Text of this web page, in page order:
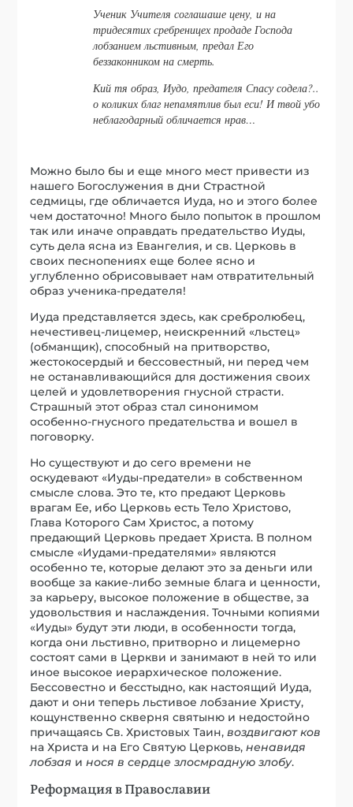
Ученик Учителя соглашаше цену, и на
тридесятих сребреницех продаде Господа
лобзанием льстивным, предал Его
беззаконником на смерть.
Кий тя образ, Иудо, предателя Спасу содела?..
о коликих благ непамятлив был еси! И твой убо
неблагодарный обличается нрав…
Можно было бы и еще много мест привести из
нашего Богослужения в дни Страстной
седмицы, где обличается Иуда, но и этого более
чем достаточно! Много было попыток в прошлом
так или иначе оправдать предательство Иуды,
суть дела ясна из Евангелия, и св. Церковь в
своих песнопениях еще более ясно и
углубленно обрисовывает нам отвратительный
образ ученика-предателя!
Иуда представляется здесь, как сребролюбец,
нечестивец-лицемер, неискренний «льстец»
(обманщик), способный на притворство,
жестокосердый и бессовестный, ни перед чем
не останавливающийся для достижения своих
целей и удовлетворения гнусной страсти.
Страшный этот образ стал синонимом
особенно-гнусного предательства и вошел в
поговорку.
Но существуют и до сего времени не
оскудевают «Иуды-предатели» в собственном
смысле слова. Это те, кто предают Церковь
врагам Ее, ибо Церковь есть Тело Христово,
Глава Которого Сам Христос, а потому
предающий Церковь предает Христа. В полном
смысле «Иудами-предателями» являются
особенно те, которые делают это за деньги или
вообще за какие-либо земные блага и ценности,
за карьеру, высокое положение в обществе, за
удовольствия и наслаждения. Точными копиями
«Иуды» будут эти люди, в особенности тогда,
когда они льстивно, притворно и лицемерно
состоят сами в Церкви и занимают в ней то или
иное высокое иерархическое положение.
Бессовестно и бесстыдно, как настоящий Иуда,
дают и они теперь льстивое лобзание Христу,
кощунственно скверня святыню и недостойно
причащаясь Св. Христовых Таин,воздвигают ков
на Христа и на Его Святую Церковь,ненавидя
лобзая инося в сердце злосмрадную злобу.
Реформация в Православии